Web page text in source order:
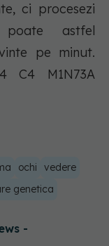
ci procesezi
poate astfel
pe minut.
C4 M1N73A
ochi
vedere
genetica
-